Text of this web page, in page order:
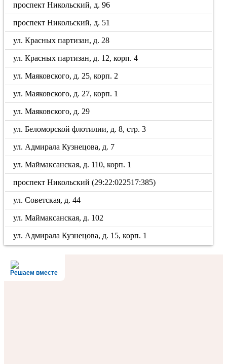
проспект Никольский, д. 96
проспект Никольский, д. 51
ул. Красных партизан, д. 28
ул. Красных партизан, д. 12, корп. 4
ул. Маяковского, д. 25, корп. 2
ул. Маяковского, д. 27, корп. 1
ул. Маяковского, д. 29
ул. Беломорской флотилии, д. 8, стр. 3
ул. Адмирала Кузнецова, д. 7
ул. Маймаксанская, д. 110, корп. 1
проспект Никольский (29:22:022517:385)
ул. Советская, д. 44
ул. Маймаксанская, д. 102
ул. Адмирала Кузнецова, д. 15, корп. 1
Решаем вместе